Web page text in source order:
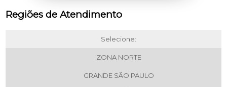
Regiões de Atendimento
Selecione:
ZONA NORTE
GRANDE SÃO PAULO